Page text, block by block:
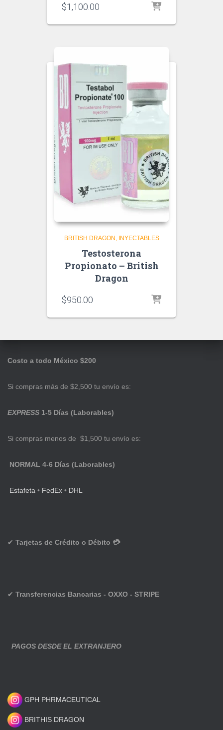
$1,100.00
BRITISH DRAGON INYECTABLES
Testosterona
Propionato – British
Dragon
$950.00
Costo a todo México $200
Si compras más de $2,500 tu envío es:
EXPRESS 1-5 Días (Laborables)
Si compras menos de $1,500 tu envío es:
NORMAL 4-6 Días (Laborables)
Estafeta • FedEx • DHL
✔ Tarjetas de Crédito o Débito 💳
✔ Transferencias Bancarias - OXXO - STRIPE
PAGOS DESDE EL EXTRANJERO
GPH PHRMACEUTICAL
BRITHIS DRAGON